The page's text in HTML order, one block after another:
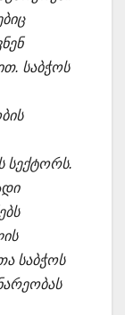
საბჭოს
სექტორს.
საბჭოს